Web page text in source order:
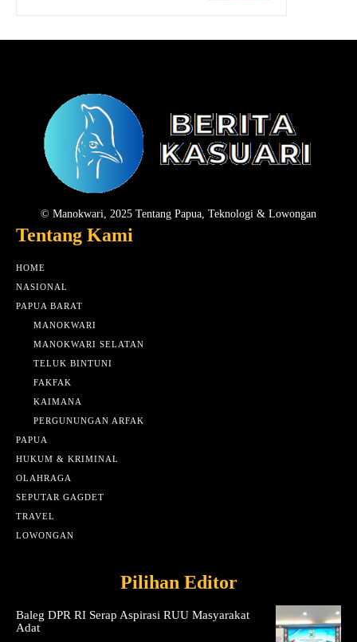
© Manokwari, 2025 Tentang Papua, Teknologi & Lowongan
Tentang Kami
HOME
NASIONAL
PAPUA BARAT
MANOKWARI
MANOKWARI SELATAN
TELUK BINTUNI
FAKFAK
KAIMANA
PERGUNUNGAN ARFAK
PAPUA
HUKUM & KRIMINAL
OLAHRAGA
SEPUTAR GAGDET
TRAVEL
LOWONGAN
Pilihan Editor
Baleg DPR RI Serap Aspirasi RUU Masyarakat
Adat